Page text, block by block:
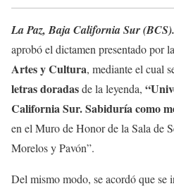
La Paz, Baja California Sur (BCS).
aprobó el dictamen presentado por
Artes y Cultura, mediante el cual
letras doradasde la leyenda,
California Sur. Sabiduría como
en el Muro de Honor de la Sala de
Morelos y Pavón”.
Del mismo modo, se acordó que se